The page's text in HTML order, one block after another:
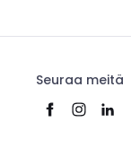
Seuraa meitä